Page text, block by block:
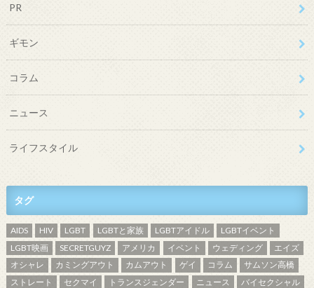
PR
ギモン
コラム
ニュース
ライフスタイル
タグ
AIDS HIV LGBT LGBTと家族 LGBTアイドル
LGBTイベント
LGBT映画
SECRETGUYZ アメリカ イベント ウェディング
エイズ
オシャレ
カミングアウト カムアウト ゲイ コラム
サムソン高橋
ストレート
セクマイ トランスジェンダー ニュース
バイセクシャル